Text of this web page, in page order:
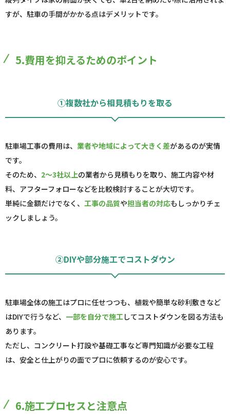
すが、駐車の手間がかかる点はデメリットです。
5.費用を抑えるためのポイント
①複数社から相見積もりを取る
駐車場工事の費用は、 業者や地域によって大きく差があるのが実情
です。
そのため、 2～3社以上の業者から見積もりを取り、施工内容や材
料、アフターフォローなどを比較検討することが大切です。
単純に金額だけでなく、 工事の品質や担当者の対応もしっかりチェ
ックしましょう。
②DIYや部分施工でコストダウン
駐車場全体の施工はプロに任せつつも、植栽や簡単な砂利敷きなど
はDIYで行うなど、 一部を自分で施工してコストダウンを図る方法も
あります。
ただし、コンクリート打設や基礎工事など専門知識が必要な工程
は、安全と仕上がりの面でプロに依頼するのが安心です。
6.施工プロセスと注意点